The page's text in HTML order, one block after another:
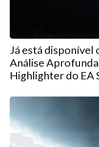
Já está disponível
Análise
Highlighter do EA